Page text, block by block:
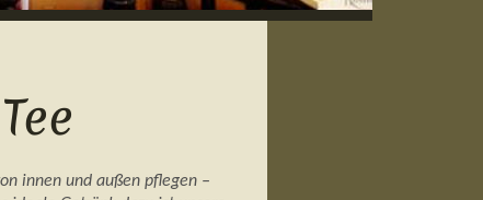
innen und außen pflegen –